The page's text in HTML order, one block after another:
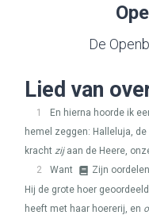
De
Lied van
1
En hierna hoorde ik
hemel zeggen: Halleluja,
kracht zijaan de Heere,
2
Want
Zijn
Hij de grote hoer
heeft met haar hoererij, en